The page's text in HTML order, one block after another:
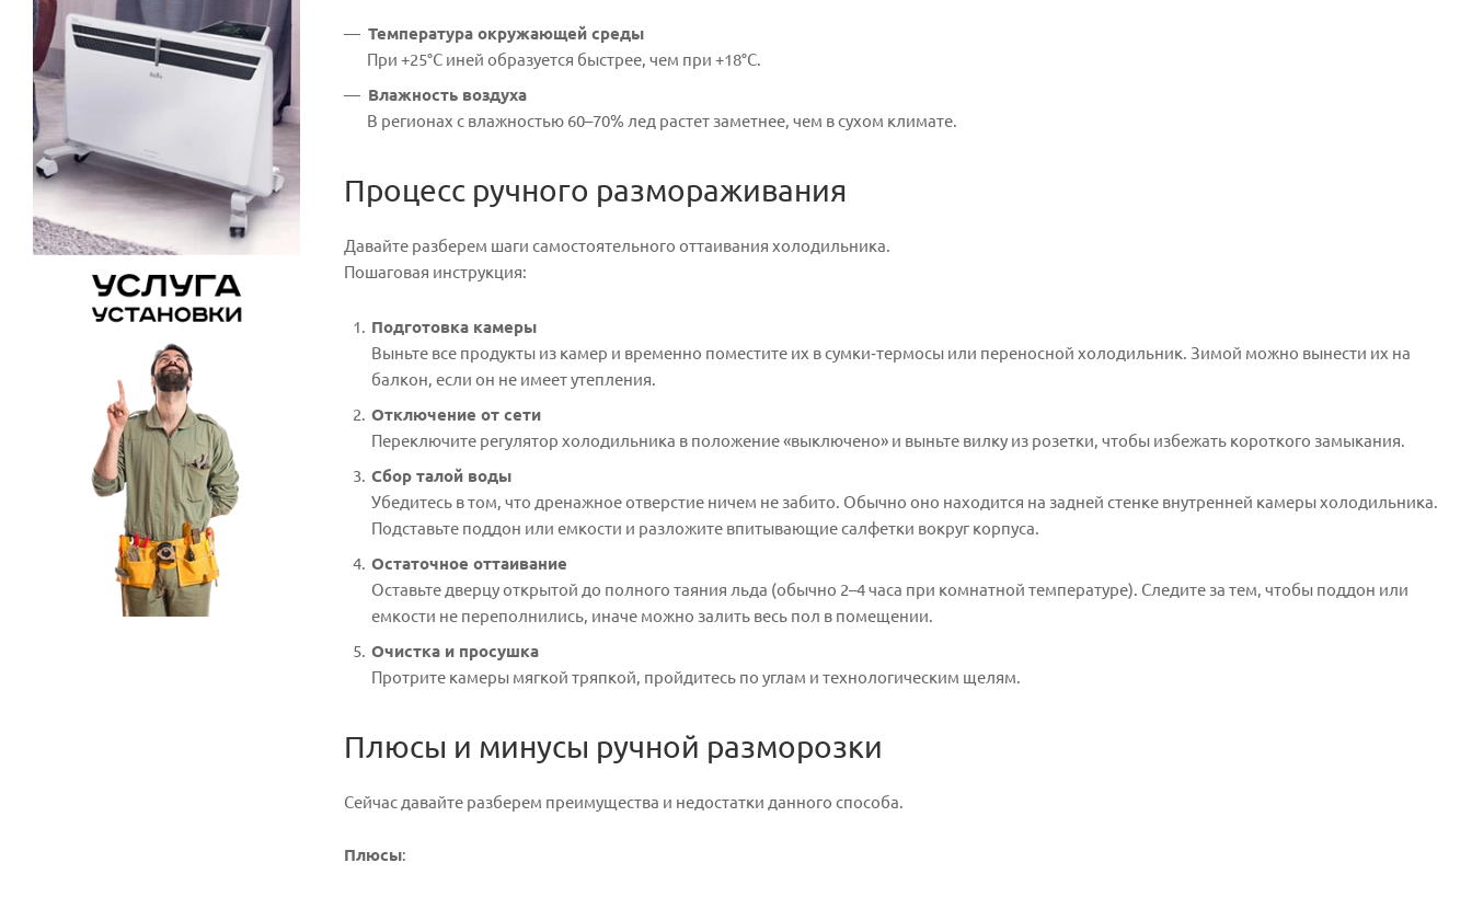
Температура окружающей среды
При +25°C иней образуется быстрее, чем при +18°C.
Влажность воздуха
В регионах с влажностью 60–70% лед растет заметнее, чем в сухом климате.
Процесс ручного размораживания
Давайте разберем шаги самостоятельного оттаивания холодильника.
Пошаговая инструкция:
Подготовка камеры
Выньте все продукты из камер и временно поместите их в сумки‑термосы или переносной холодильник. Зимой можно вынести их на
балкон, если он не имеет утепления.
Отключение от сети
Переключите регулятор холодильника в положение «выключено» и выньте вилку из розетки, чтобы избежать короткого замыкания.
Сбор талой воды
Убедитесь в том, что дренажное отверстие ничем не забито. Обычно оно находится на задней стенке внутренней камеры холодильника.
Подставьте поддон или емкости и разложите впитывающие салфетки вокруг корпуса.
Остаточное оттаивание
Оставьте дверцу открытой до полного таяния льда (обычно 2–4 часа при комнатной температуре). Следите за тем, чтобы поддон или
емкости не переполнились, иначе можно залить весь пол в помещении.
Очистка и просушка
Протрите камеры мягкой тряпкой, пройдитесь по углам и технологическим щелям.
Плюсы и минусы ручной разморозки
Сейчас давайте разберем преимущества и недостатки данного способа.
Плюсы: